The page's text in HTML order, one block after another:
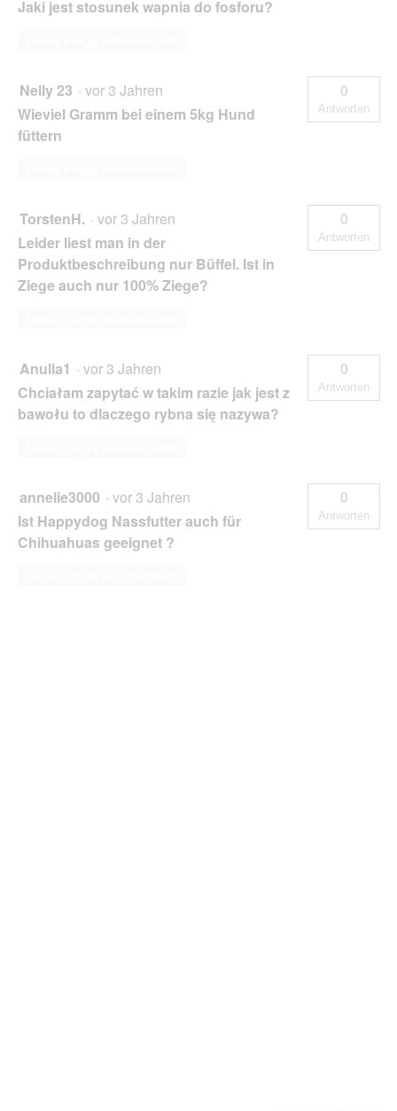
Jaki jest stosunek wapnia do fosforu?
Nelly 23 · vor 3 Jahren
Wieviel Gramm bei einem 5kg Hund
füttern
0
Antworten
TorstenH. · vor 3 Jahren
Leider liest man in der
Produktbeschreibung nur Büffel. Ist in
Ziege auch nur 100% Ziege?
0
Antworten
Anulla1 · vor 3 Jahren
Chciałam zapytać w takim razie jak jest z
bawołu to dlaczego rybna się nazywa?
0
Antworten
annelie3000 · vor 3 Jahren
Ist Happydog Nassfutter auch für
Chihuahuas geeignet ?
0
Antworten